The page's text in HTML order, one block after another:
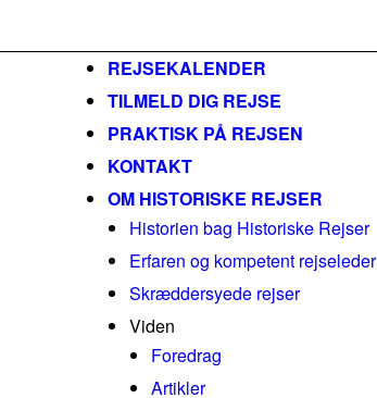
REJSEKALENDER
TILMELD DIG REJSE
PRAKTISK PÅ REJSEN
KONTAKT
OM HISTORISKE REJSER
Historien bag Historiske Rejser
Erfaren og kompetent rejseleder
Skræddersyede rejser
Viden
Foredrag
Artikler